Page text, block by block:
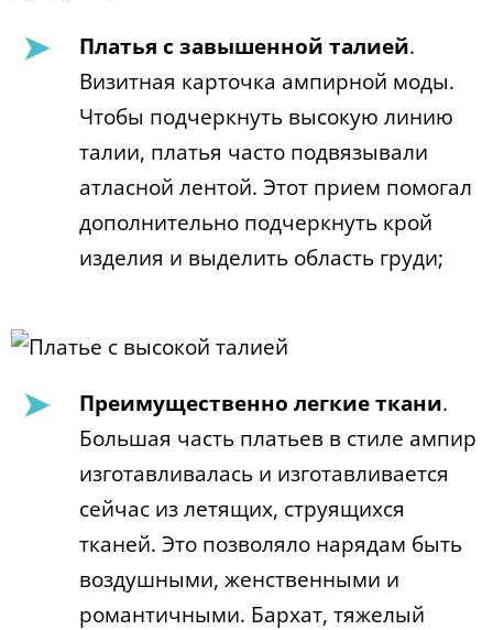
Платья с завышенной талией.
Визитная карточка ампирной моды.
Чтобы подчеркнуть высокую линию
талии, платья часто подвязывали
атласной лентой. Этот прием помогал
дополнительно подчеркнуть крой
изделия и выделить область груди;
Преимущественно легкие ткани.
Большая часть платьев в стиле ампир
изготавливалась и изготавливается
сейчас из летящих, струящихся
тканей. Это позволяло нарядам быть
воздушными, женственными и
романтичными. Бархат, тяжелый